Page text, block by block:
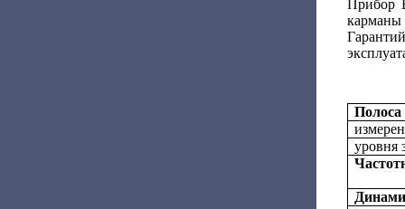
Прибор
карманы
Полоса
уровня